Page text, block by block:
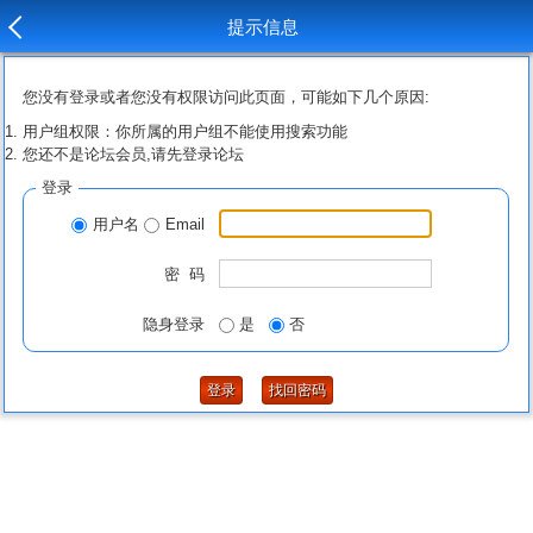
提示信息
您没有登录或者您没有权限访问此页面，可能如下几个原因:
用户组权限：你所属的用户组不能使用搜索功能
您还不是论坛会员,请先登录论坛
登录
用户名 Email
密 码
隐身登录 是 否